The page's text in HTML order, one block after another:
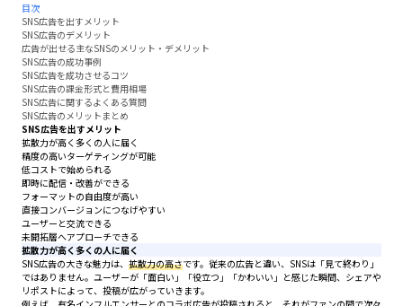
目次
SNS広告を出すメリット
SNS広告のデメリット
広告が出せる主なSNSのメリット・デメリット
SNS広告の成功事例
SNS広告を成功させるコツ
SNS広告の課金形式と費用相場
SNS広告に関するよくある質問
SNS広告のメリットまとめ
SNS広告を出すメリット
拡散力が高く多くの人に届く
精度の高いターゲティングが可能
低コストで始められる
即時に配信・改善ができる
フォーマットの自由度が高い
直接コンバージョンにつなげやすい
ユーザーと交流できる
未開拓層へアプローチできる
拡散力が高く多くの人に届く
SNS広告の大きな魅力は、 拡散力の高さです。従来の広告と違い、SNSは「見て終わり」
ではありません。ユーザーが「面白い」「役立つ」「かわいい」と感じた瞬間、シェアや
リポストによって、投稿が広がっていきます。